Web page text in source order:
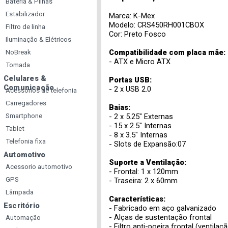
Estabilizador
Filtro de linha
Iluminação & Elétricos
NoBreak
Tomada
Celulares &
Comunicação
Acessorios de telefonia
Carregadores
Smartphone
Tablet
Telefonia fixa
Automotivo
Acessorio automotivo
GPS
Lâmpada
Escritório
Automação
Marca: K-Mex
Modelo: CRS450RH001CBOX
Cor: Preto Fosco
Compatibilidade com placa mãe:
- ATX e Micro ATX
Portas USB:
- 2 x USB 2.0
Baias:
- 2 x 5.25" Externas
- 15 x 2.5" Internas
- 8 x 3.5" Internas
- Slots de Expansão:07
Suporte a Ventilação:
- Frontal: 1 x 120mm
- Traseira: 2 x 60mm
Características:
- Fabricado em aço galvanizado
- Alças de sustentação frontal